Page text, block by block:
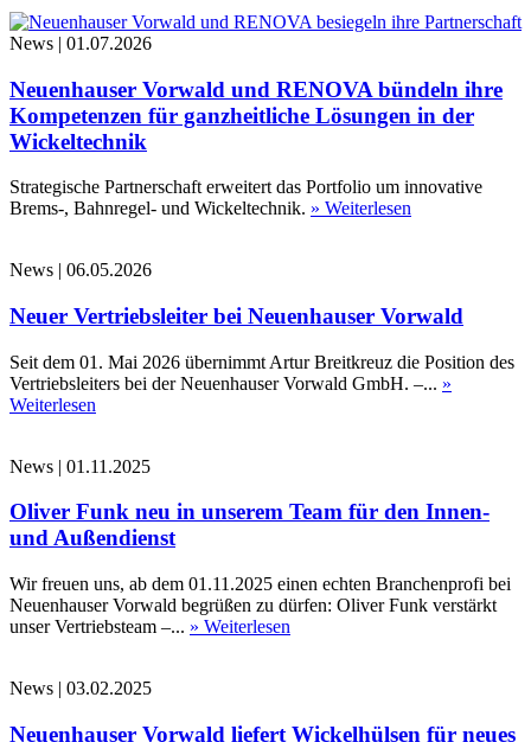
News | 01.07.2026
Neuenhauser Vorwald und RENOVA bündeln ihre
Kompetenzen für ganzheitliche Lösungen in der
Wickeltechnik
Strategische Partnerschaft erweitert das Portfolio um innovative
Brems-, Bahnregel- und Wickeltechnik. » Weiterlesen
News | 06.05.2026
Neuer Vertriebsleiter bei Neuenhauser Vorwald
Seit dem 01. Mai 2026 übernimmt Artur Breitkreuz die Position des
Vertriebsleiters bei der Neuenhauser Vorwald GmbH. –... »
Weiterlesen
News | 01.11.2025
Oliver Funk neu in unserem Team für den Innen-
und Außendienst
Wir freuen uns, ab dem 01.11.2025 einen echten Branchenprofi bei
Neuenhauser Vorwald begrüßen zu dürfen: Oliver Funk verstärkt
unser Vertriebsteam –... » Weiterlesen
News | 03.02.2025
Neuenhauser Vorwald liefert Wickelhülsen für neues